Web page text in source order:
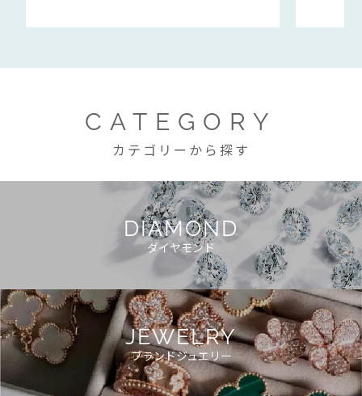
CATEGORY
カテゴリーから探す
DIAMOND
ダイヤモンド
JEWELRY
ブランドジュエリー